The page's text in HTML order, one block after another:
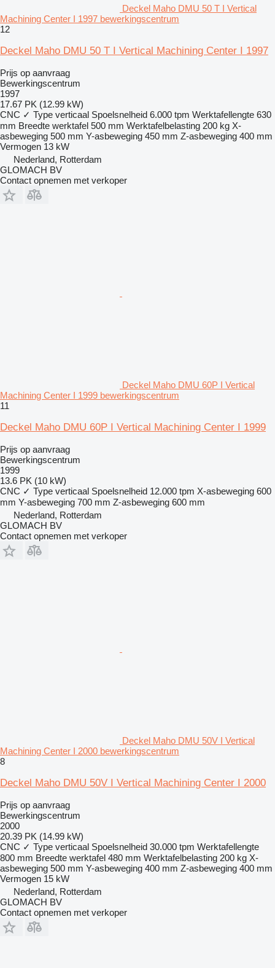
Deckel Maho DMU 50 T I Vertical
Machining Center I 1997 bewerkingscentrum
12
Deckel Maho DMU 50 T I Vertical Machining Center I 1997
Prijs op aanvraag
Bewerkingscentrum
1997
17.67 PK (12.99 kW)
CNC ✓ Type verticaal Spoelsnelheid 6.000 tpm Werktafellengte 630
mm Breedte werktafel 500 mm Werktafelbelasting 200 kg X-
asbeweging 500 mm Y-asbeweging 450 mm Z-asbeweging 400 mm
Vermogen 13 kW
Nederland, Rotterdam
GLOMACH BV
Contact opnemen met verkoper
Deckel Maho DMU 60P I Vertical
Machining Center I 1999 bewerkingscentrum
11
Deckel Maho DMU 60P I Vertical Machining Center I 1999
Prijs op aanvraag
Bewerkingscentrum
1999
13.6 PK (10 kW)
CNC ✓ Type verticaal Spoelsnelheid 12.000 tpm X-asbeweging 600
mm Y-asbeweging 700 mm Z-asbeweging 600 mm
Nederland, Rotterdam
GLOMACH BV
Contact opnemen met verkoper
Deckel Maho DMU 50V I Vertical
Machining Center I 2000 bewerkingscentrum
8
Deckel Maho DMU 50V I Vertical Machining Center I 2000
Prijs op aanvraag
Bewerkingscentrum
2000
20.39 PK (14.99 kW)
CNC ✓ Type verticaal Spoelsnelheid 30.000 tpm Werktafellengte
800 mm Breedte werktafel 480 mm Werktafelbelasting 200 kg X-
asbeweging 500 mm Y-asbeweging 400 mm Z-asbeweging 400 mm
Vermogen 15 kW
Nederland, Rotterdam
GLOMACH BV
Contact opnemen met verkoper